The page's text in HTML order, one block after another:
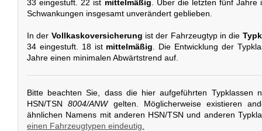
33 eingestuft. 22 ist mittelmäßig . Über die letzten fünf
Schwankungen insgesamt unverändert geblieben.
In der Vollkaskoversicherung ist der Fahrzeugtyp in die
34 eingestuft. 18 ist mittelmäßig. Die Entwicklung der
Jahre einen minimalen Abwärtstrend auf.
Bitte beachten Sie, dass die hier aufgeführten Typklassen
HSN/TSN8004/ANWgelten. Möglicherweise existieren
ähnlichen Namens mit anderen HSN/TSN und anderen
einen Fahrzeugtypen eindeutig.